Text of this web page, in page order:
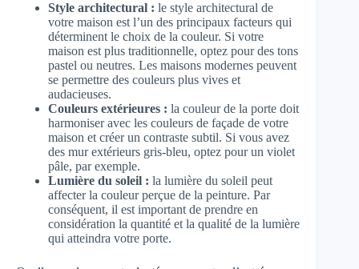
Style architectural : le style architectural de
votre maison est l’un des principaux facteurs qui
déterminent le choix de la couleur. Si votre
maison est plus traditionnelle, optez pour des tons
pastel ou neutres. Les maisons modernes peuvent
se permettre des couleurs plus vives et
audacieuses.
Couleurs extérieures : la couleur de la porte doit
harmoniser avec les couleurs de façade de votre
maison et créer un contraste subtil. Si vous avez
des mur extérieurs gris-bleu, optez pour un violet
pâle, par exemple.
Lumière du soleil : la lumière du soleil peut
affecter la couleur perçue de la peinture. Par
conséquent, il est important de prendre en
considération la quantité et la qualité de la lumière
qui atteindra votre porte.